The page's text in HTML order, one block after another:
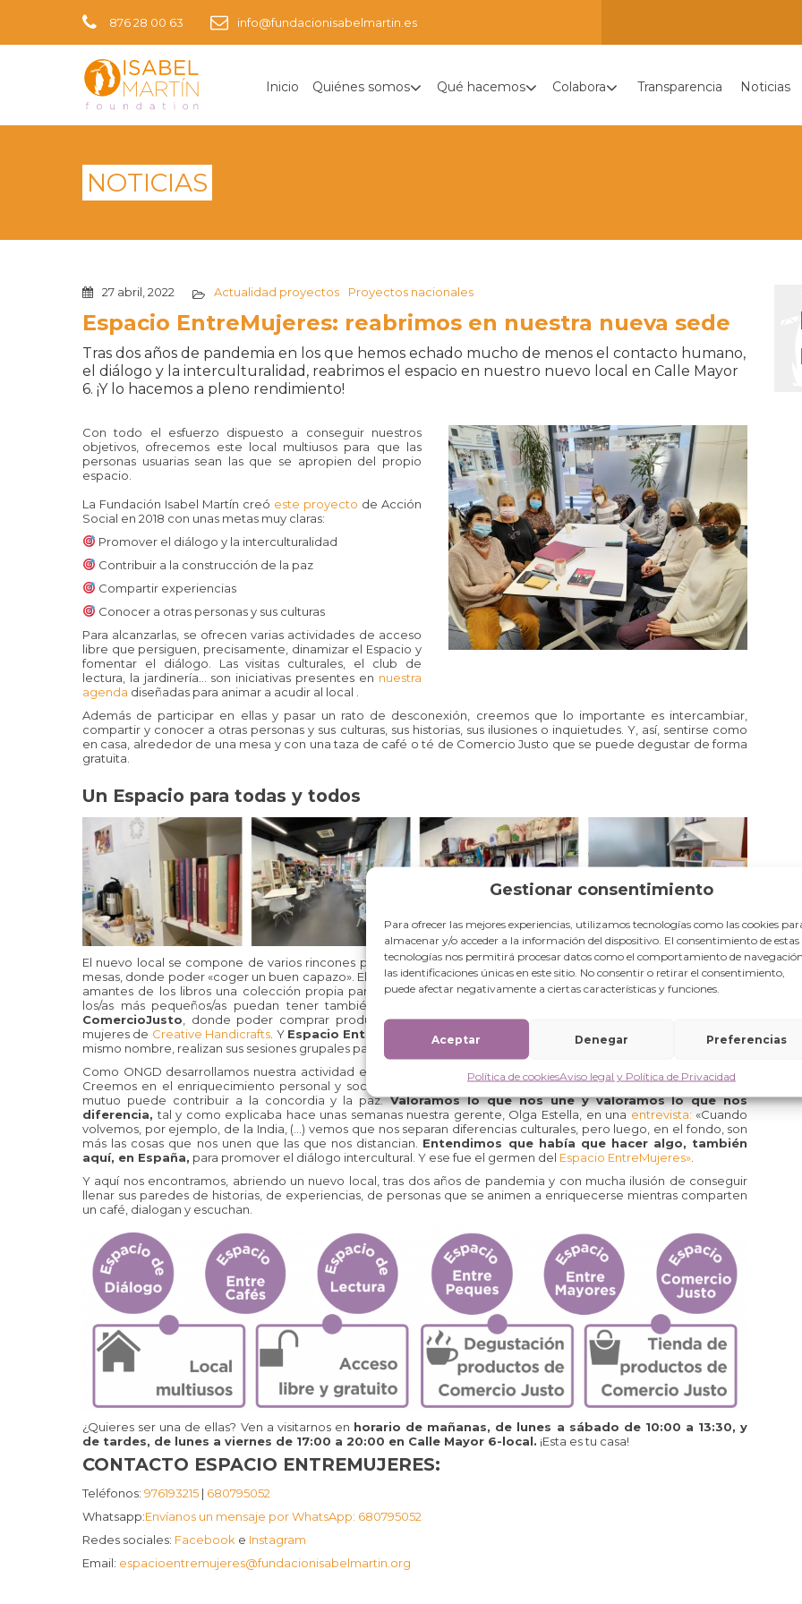
Gestionar consentimiento
Para ofrecer las mejores experiencias, utilizamos tecnologías como las cookies
almacenar y/o acceder a la información del dispositivo. El consentimiento de estas
tecnologías nos permitirá procesar datos como el comportamiento de
las identificaciones únicas en este sitio. No consentir o retirar el consentimiento,
puede afectar negativamente a ciertas características y funciones.
Aceptar Denegar Preferencias
Política de cookiesAviso legal y Política de Privacidad
876 28 00 63 info@fundacionisabelmartin.es
Inicio Quiénes somos Qué hacemos Colabora Transparencia Noticias
NOTICIAS
27 abril, 2022 Actualidad proyectos Proyectos nacionales
Espacio EntreMujeres: reabrimos en nuestra nueva sede
Tras dos años de pandemia en los que hemos echado mucho de menos el contacto humano,
el diálogo y la interculturalidad, reabrimos el espacio en nuestro nuevo local en Calle Mayor
6. ¡Y lo hacemos a pleno rendimiento!
Con todo el esfuerzo dispuesto a conseguir nuestros
objetivos, ofrecemos este local multiusos para que las
personas usuarias sean las que se apropien del propio
espacio.
La Fundación Isabel Martín creó este proyecto de Acción
Social en 2018 con unas metas muy claras:
Promover el diálogo y la interculturalidad
Contribuir a la construcción de la paz
Compartir experiencias
Conocer a otras personas y sus culturas
Para alcanzarlas, se ofrecen varias actividades de acceso
libre que persiguen, precisamente, dinamizar el Espacio y
fomentar el diálogo. Las visitas culturales, el club de
lectura, la jardinería… son iniciativas presentes en nuestra
agenda diseñadas para animar a acudir al local .
Además de participar en ellas y pasar un rato de desconexión, creemos que lo importante es intercambiar,
compartir y conocer a otras personas y sus culturas, sus historias, sus ilusiones o inquietudes. Y, así, sentirse como
en casa, alrededor de una mesa y con una taza de café o té de Comercio Justo que se puede degustar de forma
gratuita.
Un Espacio para todas y todos
El nuevo local se compone de varios rincones para pasar un rato agradable.Espacio EntreCafésy su zona de
mesas, donde poder «coger un buen capazo». El
Espacio de Lectura, en el que ponemos a disposición de los/as
amantes de los libros una colección propia para disfrutar sin prisas. NuestroEspacio EntrePeques, para que
los/as más pequeños/as puedan tener también su momento «relax». El rincón más justo, nuestro
ComercioJusto, donde poder comprar productos traídos directamente desde la India y realizados por las
mujeres de Creative Handicrafts. Y Espacio EntreMayores, en el que las/os usuarias/os del proyecto, que lleva el
mismo nombre, realizan sus sesiones grupales para un envejecimiento activo.
Como ONGD desarrollamos nuestra actividad en un
entorno multicultural, multiétnico, multiconfesional.
Creemos en el enriquecimiento personal y social que supone el diálogo intercultural y cómo el conocimiento
mutuo puede contribuir a la concordia y la paz.Valoramos lo que nos une y valoramos lo que nos
diferencia, tal y como explicaba hace unas semanas nuestra gerente, Olga Estella, en una entrevista: «Cuando
volvemos, por ejemplo, de la India, (…) vemos que nos separan diferencias culturales, pero luego, en el fondo, son
más las cosas que nos unen que las que nos distancian. Entendimos que había que hacer algo, también
aquí, en España, para promover el diálogo intercultural. Y ese fue el germen del Espacio EntreMujeres».
Y aquí nos encontramos, abriendo un nuevo local, tras dos años de pandemia y con mucha ilusión de conseguir
llenar sus paredes de historias, de experiencias, de personas que se animen a enriquecerse mientras comparten
un café, dialogan y escuchan.
¿Quieres ser una de ellas? Ven a visitarnos en horario de mañanas, de lunes a sábado de 10:00 a 13:30, y
de tardes, de lunes a viernes de 17:00 a 20:00 en Calle Mayor 6-local. ¡Esta es tu casa!
CONTACTO ESPACIO ENTREMUJERES:
Teléfonos: 976193215 | 680795052
Whatsapp:Envíanos un mensaje por WhatsApp: 680795052
Redes sociales: Facebook e Instagram
Email: espacioentremujeres@fundacionisabelmartin.org